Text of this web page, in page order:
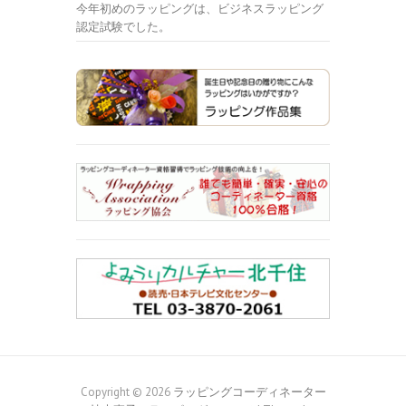
今年初めのラッピングは、ビジネスラッピング
認定試験でした。
Copyright © 2026 ラッピングコーディネーター